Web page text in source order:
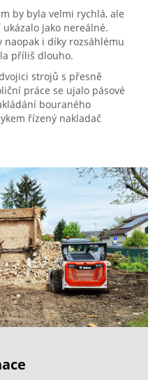
by byla velmi rychlá, ale
jako nereálné.
naopak i díky rozsáhlému
příliš dlouho.
strojů s přesně
práce se ujalo pásové
bouraného
řízený nakladač